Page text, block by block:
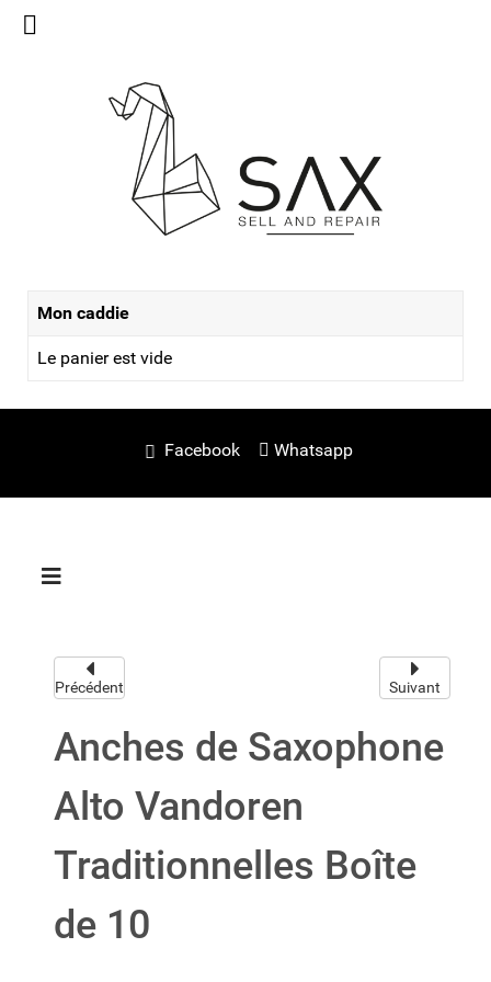
Mon caddie
Le panier est vide
Facebook Whatsapp
Précédent Suivant
Anches de Saxophone
Alto Vandoren
Traditionnelles Boîte
de 10